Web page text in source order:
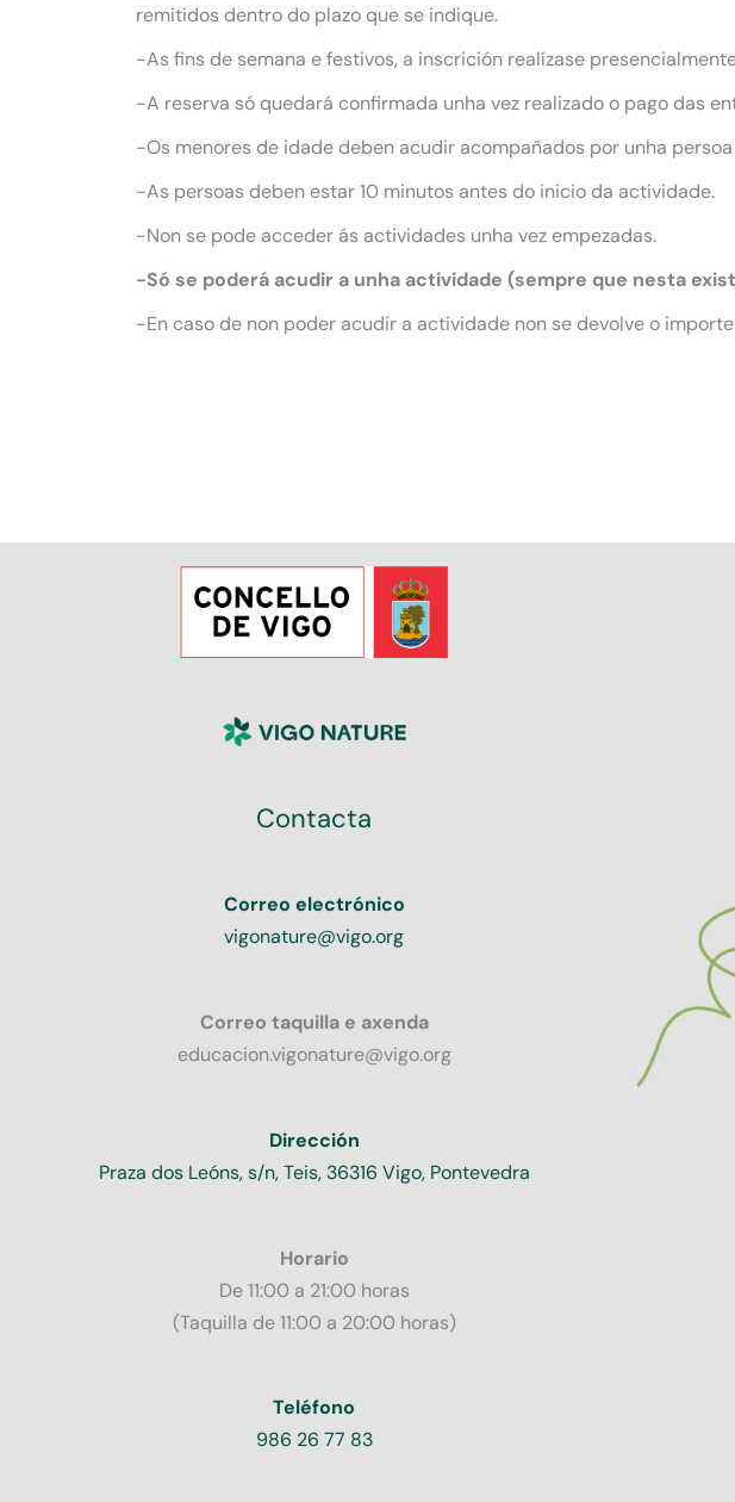
remitidos dentro do plazo que se indique.
-As fins de semana e festivos, a inscrición realízase
-A reserva só quedará confirmada unha vez realizado o pago das
-Os menores de idade deben acudir acompañados por unha
-As persoas deben estar 10 minutos antes do inicio da actividade.
-Non se pode acceder ás actividades unha vez empezadas.
-Só se poderá acudir a unha actividade (sempre que nesta
-En caso de non poder acudir a actividade non se devolve o
Contacta
Correo electrónico
vigonature@vigo.org
Correo taquilla e axenda
educacion.vigonature@vigo.org
Dirección
Praza dos Leóns, s/n, Teis, 36316 Vigo, Pontevedra
Horario
De 11:00 a 21:00 horas
(Taquilla de 11:00 a 20:00 horas)
Teléfono
986 26 77 83